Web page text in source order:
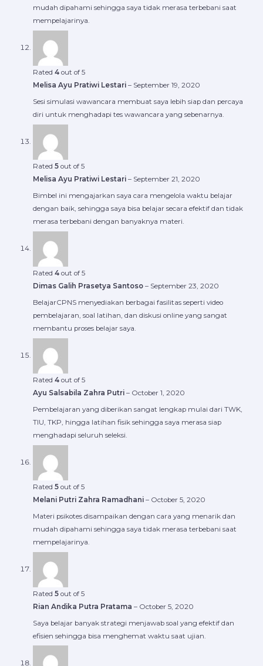
mudah dipahami sehingga saya tidak merasa terbebani saat
mempelajarinya.
Rated 4out of 5
Melisa Ayu Pratiwi Lestari – September 19, 2020
Sesi simulasi wawancara membuat saya lebih siap dan percaya
diri untuk menghadapi tes wawancara yang sebenarnya.
Rated 5out of 5
Melisa Ayu Pratiwi Lestari – September 21, 2020
Bimbel ini mengajarkan saya cara mengelola waktu belajar
dengan baik, sehingga saya bisa belajar secara efektif dan tidak
merasa terbebani dengan banyaknya materi.
Rated 4out of 5
Dimas Galih Prasetya Santoso – September 23, 2020
BelajarCPNS menyediakan berbagai fasilitas seperti video
pembelajaran, soal latihan, dan diskusi online yang sangat
membantu proses belajar saya.
Rated 4out of 5
Ayu Salsabila Zahra Putri – October 1, 2020
Pembelajaran yang diberikan sangat lengkap mulai dari TWK,
TIU, TKP, hingga latihan fisik sehingga saya merasa siap
menghadapi seluruh seleksi.
Rated 5out of 5
Melani Putri Zahra Ramadhani – October 5, 2020
Materi psikotes disampaikan dengan cara yang menarik dan
mudah dipahami sehingga saya tidak merasa terbebani saat
mempelajarinya.
Rated 5out of 5
Rian Andika Putra Pratama – October 5, 2020
Saya belajar banyak strategi menjawab soal yang efektif dan
efisien sehingga bisa menghemat waktu saat ujian.